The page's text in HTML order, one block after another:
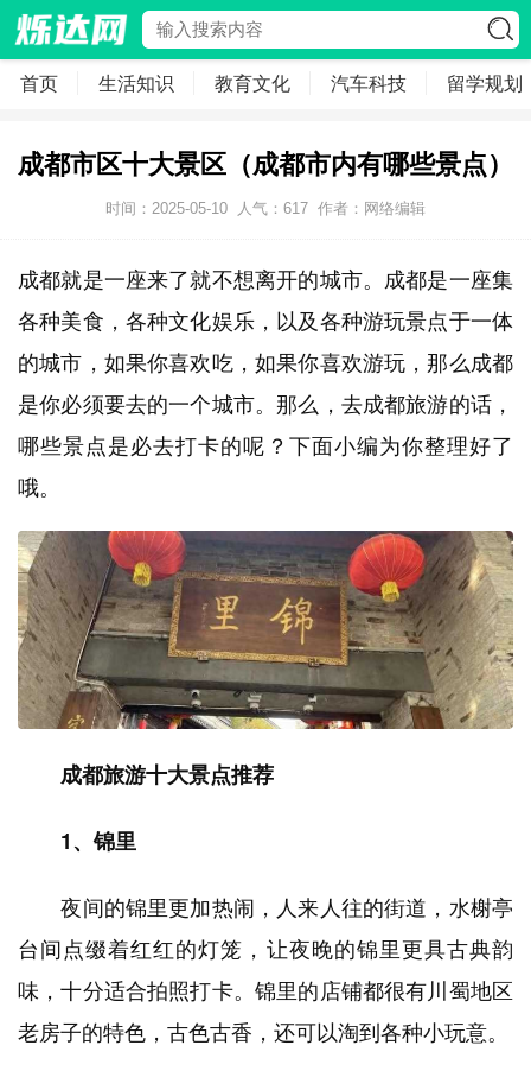
首页 生活知识 教育文化 汽车科技 留学规划
成都市区十大景区（成都市内有哪些景点）
时间：2025-05-10 人气： 617 作者：网络编辑
成都就是一座来了就不想离开的城市。成都是一座集
各种美食，各种文化娱乐，以及各种游玩景点于一体
的城市，如果你喜欢吃，如果你喜欢游玩，那么成都
是你必须要去的一个城市。那么，去成都旅游的话，
哪些景点是必去打卡的呢？下面小编为你整理好了
哦。
成都旅游十大景点推荐
1、锦里
夜间的锦里更加热闹，人来人往的街道，水榭亭
台间点缀着红红的灯笼，让夜晚的锦里更具古典韵
味，十分适合拍照打卡。锦里的店铺都很有川蜀地区
老房子的特色，古色古香，还可以淘到各种小玩意。